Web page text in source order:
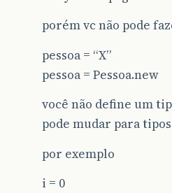
porém vc não pode
pessoa = “X”
pessoa = Pessoa.new
você não define um
pode mudar para
por exemplo
i = 0